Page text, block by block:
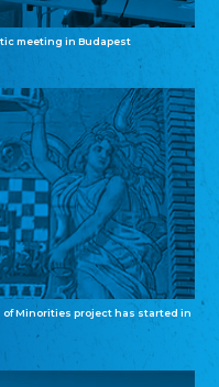
meeting in Budapest
of Minorities project has started in